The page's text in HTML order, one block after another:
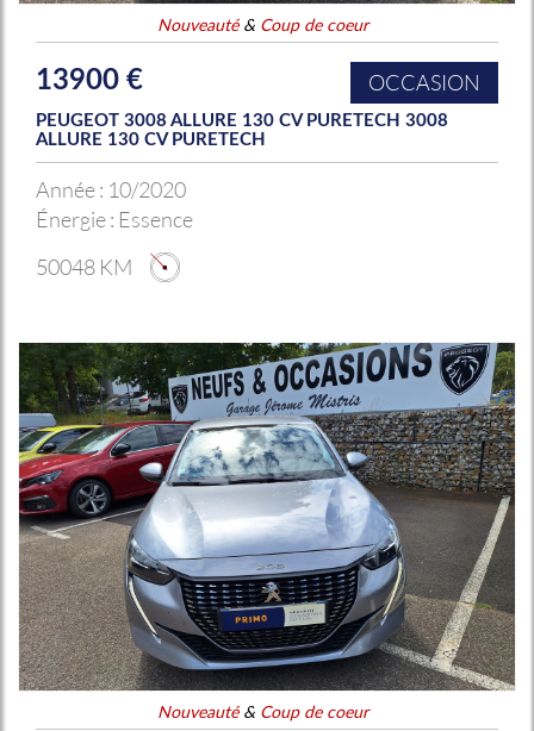
Nouveauté& Coup de coeur
13900 € OCCASION
PEUGEOT 3008 ALLURE 130 CV PURETECH 3008
ALLURE 130 CV PURETECH
Année : 10/2020
Énergie : Essence
50048 KM
Nouveauté& Coup de coeur